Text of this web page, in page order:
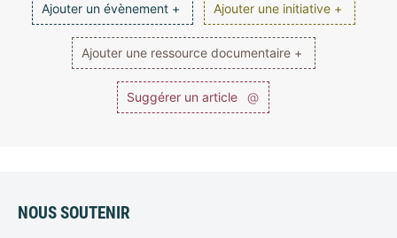
Ajouter un évènement + Ajouter une initiative +
Ajouter une ressource documentaire +
Suggérer un article @
NOUS SOUTENIR